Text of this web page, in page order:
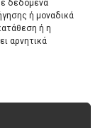
δεδομένα
ή μοναδικά
ή η
αρνητικά